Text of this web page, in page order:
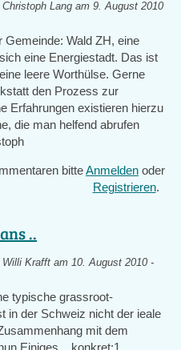
Christoph Lang am 9. August 2010
Wald ZH, eine
eine Energiestadt. Das ist
leere Worthülse. Gerne
den Prozess zur
Erfahrungen existieren hierzu
die man helfend abrufen
bitteAnmelden oder
Registrieren.
..
Willi Krafft am 10. August 2010 -
typische grassroot-
in der Schweiz nicht der ieale
mit dem
Einiges... konkret:1.